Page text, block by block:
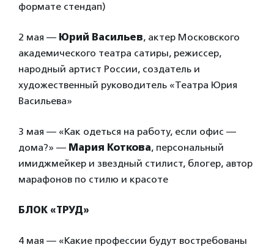
формате стендап)
2 мая — Юрий Васильев, актер Московского
академического театра сатиры, режиссер,
народный артист России, создатель и
художественный руководитель «Театра Юрия
Васильева»
3 мая — «Как одеться на работу, если офис —
дома?» — Мария Коткова, персональный
имиджмейкер и звездный стилист, блогер, автор
марафонов по стилю и красоте
БЛОК «ТРУД»
4 мая — «Какие профессии будут востребованы